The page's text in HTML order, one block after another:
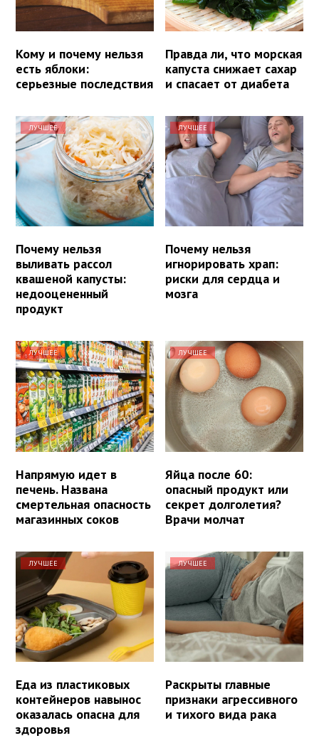
Кому и почему нельзя
есть яблоки:
серьезные последствия
Правда ли, что морская
капуста снижает сахар
и спасает от диабета
ЛУЧШЕЕ
Почему нельзя
выливать рассол
квашеной капусты:
недооцененный
продукт
ЛУЧШЕЕ
Почему нельзя
игнорировать храп:
риски для сердца и
мозга
ЛУЧШЕЕ
Напрямую идет в
печень. Названа
смертельная опасность
магазинных соков
ЛУЧШЕЕ
Яйца после 60:
опасный продукт или
секрет долголетия?
Врачи молчат
ЛУЧШЕЕ
Еда из пластиковых
контейнеров навынос
оказалась опасна для
здоровья
ЛУЧШЕЕ
Раскрыты главные
признаки агрессивного
и тихого вида рака